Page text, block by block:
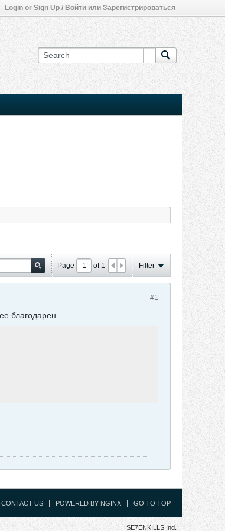
Login or Sign Up / Войти или Зарегистрироваться
Page of 1 Filter
#1
благодарен.
CONTACT US POWERED BY NGINX GO TO TOP
SE7ENKILLS Ind.